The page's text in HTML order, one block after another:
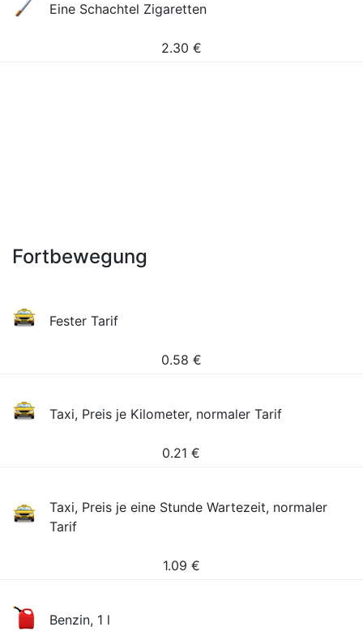
Eine Schachtel Zigaretten
2.30 €
Fortbewegung
Fester Tarif
0.58 €
Taxi, Preis je Kilometer, normaler Tarif
0.21 €
Taxi, Preis je eine Stunde Wartezeit, normaler
Tarif
1.09 €
Benzin, 1 l